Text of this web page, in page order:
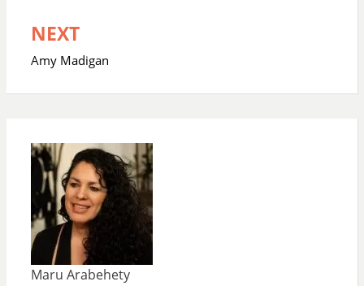
NEXT
Amy Madigan
Maru Arabehety